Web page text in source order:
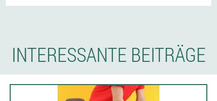
INTERESSANTE BEITRÄGE